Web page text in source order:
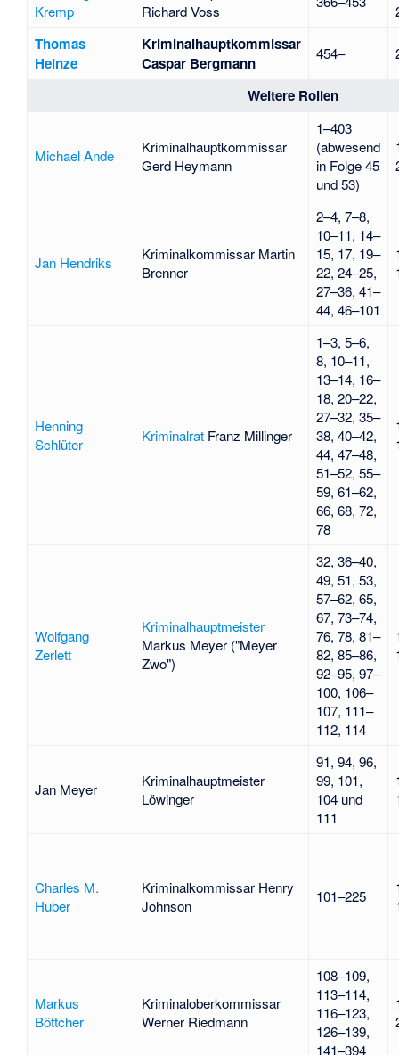
Kremp
Richard Voss
Thomas
Heinze
Kriminalhauptkommissar
Caspar Bergmann
454–
Weitere Rollen
Michael Ande
Kriminalhauptkommissar
Gerd Heymann
1–403
(abwesend
in Folge 45
und 53)
Jan Hendriks
Kriminalkommissar Martin
Brenner
2–4, 7–8,
10–11, 14–
15, 17, 19–
22, 24–25,
27–36, 41–
44, 46–101
Henning
Schlüter
KriminalratFranz Millinger
1–3, 5–6,
8, 10–11,
13–14, 16–
18, 20–22,
27–32, 35–
38, 40–42,
44, 47–48,
51–52, 55–
59, 61–62,
66, 68, 72,
78
Wolfgang
Zerlett
Kriminalhauptmeister
Markus Meyer ("Meyer
Zwo")
32, 36–40,
49, 51, 53,
57–62, 65,
67, 73–74,
76, 78, 81–
82, 85–86,
92–95, 97–
100, 106–
107, 111–
112, 114
Jan Meyer
Kriminalhauptmeister
Löwinger
91, 94, 96,
99, 101,
104 und
111
Charles M.
Huber
Kriminalkommissar Henry
Johnson
101–225
Markus
Böttcher
Kriminaloberkommissar
Werner Riedmann
108–109,
113–114,
116–123,
126–139,
141–394